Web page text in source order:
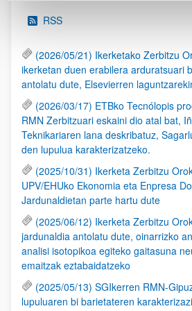
RSS
(2026/05/21) Ikerketako Zerbitzu
ikerketan duen erabilera arduratsuari
antolatu dute, Elsevierren
(2026/03/17) ETBko Tecnólopis
RMN Zerbitzuari eskaini dio atal bat,
Teknikariaren lana deskribatuz,
den lupulua karakterizatzeko.
(2025/10/31) Ikerketa Zerbitzu
UPV/EHUko Ekonomia eta Enpresa
Jardunaldietan parte hartu dute
(2025/06/12) Ikerketa Zerbitzu
jardunaldia antolatu dute, oinarrizko
analisi isotopikoa egiteko gaitasuna
emaitzak eztabaidatzeko
(2025/05/13) SGIkerren RMN-
lupuluaren bi barietateren